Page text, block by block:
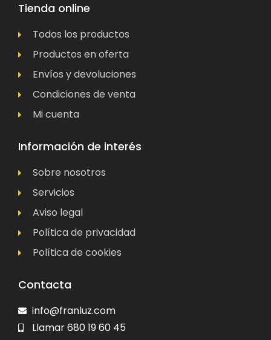
Tienda online
Todos los productos
Productos en oferta
Envíos y devoluciones
Condiciones de venta
Mi cuenta
Información de interés
Sobre nosotros
Servicios
Aviso legal
Política de privacidad
Política de cookies
Contacta
info@franluz.com
Llamar 680 19 60 45